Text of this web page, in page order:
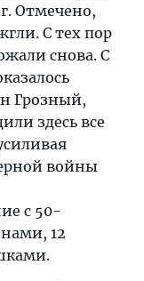
Отмечено,
С тех пор
снова. С
Грозный,
здесь все
войны
с 50-
12